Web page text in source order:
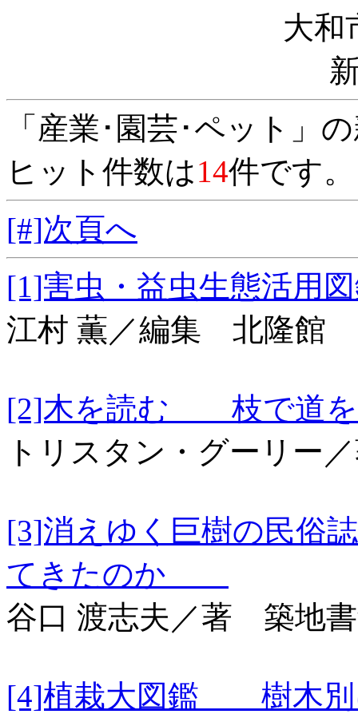
大和
「産業･園芸･ペット」
ヒット件数は14件です
[#]次頁へ
[1]害虫・益虫生態
江村 薫／編集 北隆館
[2]木を読む 枝で道
トリスタン・グーリー
[3]消えゆく巨樹の民
てきたのか
谷口 渡志夫／著 築地
[4]植栽大図鑑 樹木